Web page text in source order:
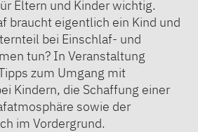
Eltern und Kinder wichtig.
braucht eigentlich ein Kind und
bei Einschlaf- und
tun? In Veranstaltung
zum Umgang mit
Kindern, die Schaffung einer
sowie der
im Vordergrund.